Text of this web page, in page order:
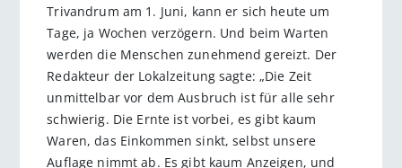
Trivandrum am 1. Juni, kann er sich heute um
Tage, ja Wochen verzögern. Und beim Warten
werden die Menschen zunehmend gereizt. Der
Redakteur der Lokalzeitung sagte: „Die Zeit
unmittelbar vor dem Ausbruch ist für alle sehr
schwierig. Die Ernte ist vorbei, es gibt kaum
Waren, das Einkommen sinkt, selbst unsere
Auflage nimmt ab. Es gibt kaum Anzeigen, und